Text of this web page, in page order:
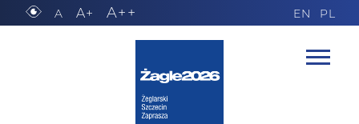
A A+ A++ EN PL